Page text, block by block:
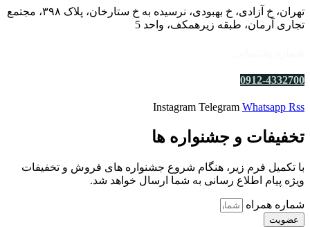
تهران، خ آزادی، خ بهبودی، نرسیده به خ ستارخان، پلاک ۳۹۸، مجتمع
تجاری آرمان، طبقه زیرهمکف، واحد 5
0912-4332700
Instagram Telegram Whatsapp Rss
تخفیفات و جشنواره ها
با تکمیل فرم زیر، هنگام شروع جشنواره های فروش و تخفیفات
ویژه پیام اطلاع رسانی به شما ارسال خواهد شد.
شماره همراه
عضویت